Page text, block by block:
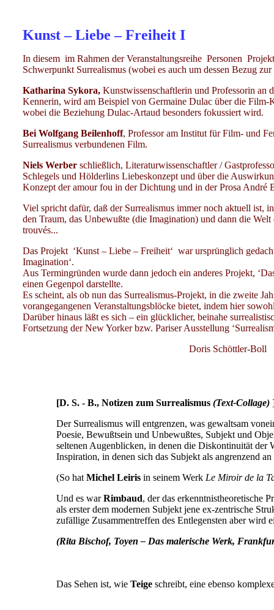
Kunst – Liebe – Freiheit I
In diesem im Rahmen der Veranstaltungsreihe Personen
Schwerpunkt Surrealismus (wobei es auch um dessen Bezug
Katharina Sykora, Kunstwissenschaftlerin und Professorin an
Kennerin, wird am Beispiel von Germaine Dulac über die Film-
wobei die Beziehung Dulac-Artaud besonders fokussiert wird.
Bei Wolfgang Beilenhoff, Professor am Institut für Film- und
Surrealismus verbundenen Film.
Niels Werber schließlich, Literaturwissenschaftler /
Schlegels und Hölderlins Liebeskonzept und über die
Konzept der amour fou in der Dichtung und in der Prosa André
Viel spricht dafür, daß der Surrealismus immer noch aktuell ist,
den Traum, das Unbewußte (die Imagination) und dann die
trouvés...
Das Projekt ‘Kunst – Liebe – Freiheit‘ war ursprünglich
Imagination‘.
Aus Termingründen wurde dann jedoch ein anderes Projekt,
einen Gegenpol darstellte.
Es scheint, als ob nun das Surrealismus-Projekt, in die zweite
vorangegangenen Veranstaltungsblöcke bietet, indem hier
Darüber hinaus läßt es sich – ein glücklicher, beinahe
Fortsetzung der New Yorker bzw. Pariser Ausstellung
Doris Schöttler-Boll
[D. S. - B., Notizen zum Surrealismus (Text-Collage)
Der Surrealismus will entgrenzen, was gewaltsam
Poesie, Bewußtsein und Unbewußtes, Subjekt und
seltenen Augenblicken, in denen die Diskontinuität der
Inspiration, in denen sich das Subjekt als angrenzend
(So hat Michel Leiris in seinem Werk Le Miroir de la
Und es warRimbaud, der das erkenntnistheoretische
als erster dem modernen Subjekt jene ex-zentrische
zufällige Zusammentreffen des Entlegensten aber wird
(Rita Bischof, Toyen – Das malerische Werk,
Das Sehen ist, wie Teige schreibt, eine ebenso